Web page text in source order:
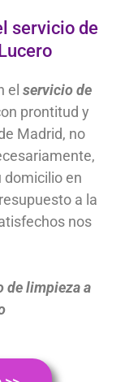
servicio de
el servicio de
prontitud y
Madrid, no
domicilio en
a la
nos
de limpieza a